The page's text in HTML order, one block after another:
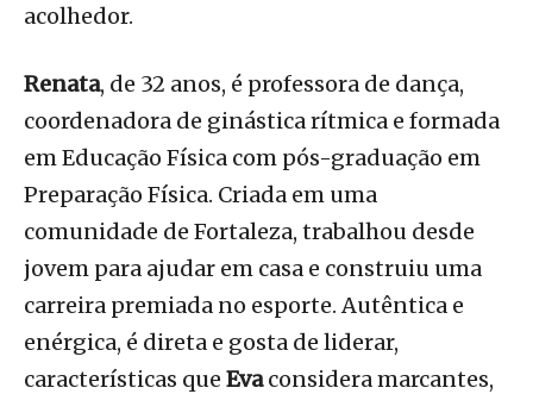
acolhedor.
Renata, de 32 anos, é professora de dança,
coordenadora de ginástica rítmica e formada
em Educação Física com pós-graduação em
Preparação Física. Criada em uma
comunidade de Fortaleza, trabalhou desde
jovem para ajudar em casa e construiu uma
carreira premiada no esporte. Autêntica e
enérgica, é direta e gosta de liderar,
características que Evaconsidera marcantes,